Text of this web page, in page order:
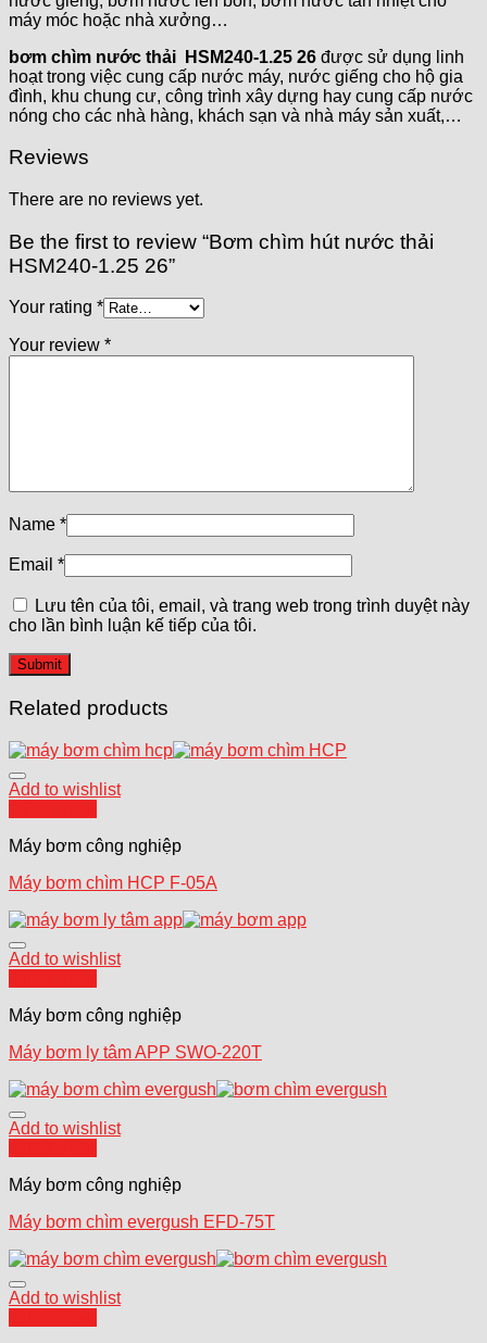
máy móc hoặc nhà xưởng…
bơm chìm nước thải HSM240-1.25 26 được sử dụng linh
hoạt trong việc cung cấp nước máy, nước giếng cho hộ gia
đình, khu chung cư, công trình xây dựng hay cung cấp nước
nóng cho các nhà hàng, khách sạn và nhà máy sản xuất,…
Reviews
There are no reviews yet.
Be the first to review “Bơm chìm hút nước thải
HSM240-1.25 26”
Your rating *
Your review *
Name *
Email *
Lưu tên của tôi, email, và trang web trong trình duyệt này
cho lần bình luận kế tiếp của tôi.
Related products
Add to wishlist
Máy bơm công nghiệp
Máy bơm chìm HCP F-05A
Add to wishlist
Máy bơm công nghiệp
Máy bơm ly tâm APP SWO-220T
Add to wishlist
Máy bơm công nghiệp
Máy bơm chìm evergush EFD-75T
Add to wishlist